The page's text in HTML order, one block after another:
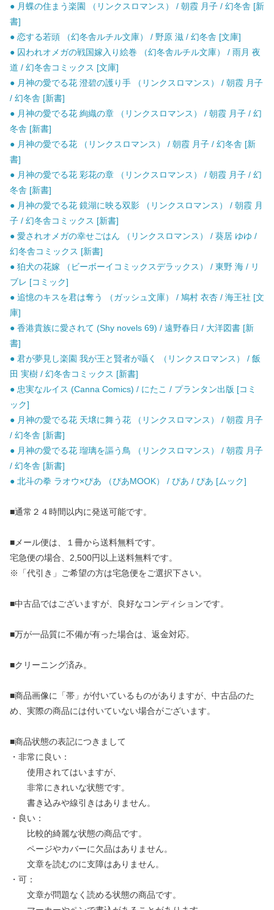
● 月蝶の住まう楽園 （リンクスロマンス） / 朝霞 月子 / 幻冬舎 [新
書]
● 恋する若頭 （幻冬舎ルチル文庫） / 野原 滋 / 幻冬舎 [文庫]
● 囚われオメガの戦国嫁入り絵巻 （幻冬舎ルチル文庫） / 雨月 夜
道 / 幻冬舎コミックス [文庫]
● 月神の愛でる花 澄碧の護り手 （リンクスロマンス） / 朝霞 月子
/ 幻冬舎 [新書]
● 月神の愛でる花 絢織の章 （リンクスロマンス） / 朝霞 月子 / 幻
冬舎 [新書]
● 月神の愛でる花 （リンクスロマンス） / 朝霞 月子 / 幻冬舎 [新
書]
● 月神の愛でる花 彩花の章 （リンクスロマンス） / 朝霞 月子 / 幻
冬舎 [新書]
● 月神の愛でる花 鏡湖に映る双影 （リンクスロマンス） / 朝霞 月
子 / 幻冬舎コミックス [新書]
● 愛されオメガの幸せごはん （リンクスロマンス） / 葵居 ゆゆ /
幻冬舎コミックス [新書]
● 狛犬の花嫁 （ビーボーイコミックスデラックス） / 東野 海 / リ
ブレ [コミック]
● 追憶のキスを君は奪う （ガッシュ文庫） / 鳩村 衣杏 / 海王社 [文
庫]
● 香港貴族に愛されて (Shy novels 69) / 遠野春日 / 大洋図書 [新
書]
● 君が夢見し楽園 我が王と賢者が囁く （リンクスロマンス） / 飯
田 実樹 / 幻冬舎コミックス [新書]
● 忠実なルイス (Canna Comics) / にたこ / プランタン出版 [コミ
ック]
● 月神の愛でる花 天壌に舞う花 （リンクスロマンス） / 朝霞 月子
/ 幻冬舎 [新書]
● 月神の愛でる花 瑠璃を謳う鳥 （リンクスロマンス） / 朝霞 月子
/ 幻冬舎 [新書]
● 北斗の拳 ラオウ×ぴあ （ぴあMOOK） / ぴあ / ぴあ [ムック]
■通常２４時間以内に発送可能です。
■メール便は、１冊から送料無料です。
宅急便の場合、2,500円以上送料無料です。
※「代引き」ご希望の方は宅急便をご選択下さい。
■中古品ではございますが、良好なコンディションです。
■万が一品質に不備が有った場合は、返金対応。
■クリーニング済み。
■商品画像に「帯」が付いているものがありますが、中古品のた
め、実際の商品には付いていない場合がございます。
■商品状態の表記につきまして
・非常に良い：
使用されてはいますが、
非常にきれいな状態です。
書き込みや線引きはありません。
・良い：
比較的綺麗な状態の商品です。
ページやカバーに欠品はありません。
文章を読むのに支障はありません。
・可：
文章が問題なく読める状態の商品です。